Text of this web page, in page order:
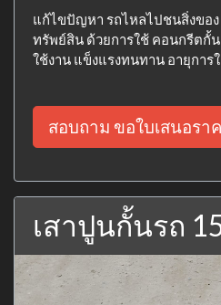
แก้ไขปัญหา รถไหลไปชนสิ่งขอ
ทรัพย์สิน ด้วยการใช้ คอนกรีตกั้
ใช้งาน แข็งแรงทนทาน อายุการ
สอบถาม ขอใบเสนอรา
เสาปูนกั้นรถ